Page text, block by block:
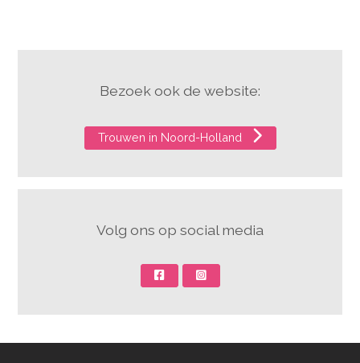
Bezoek ook de website:
Trouwen in Noord-Holland
Volg ons op social media